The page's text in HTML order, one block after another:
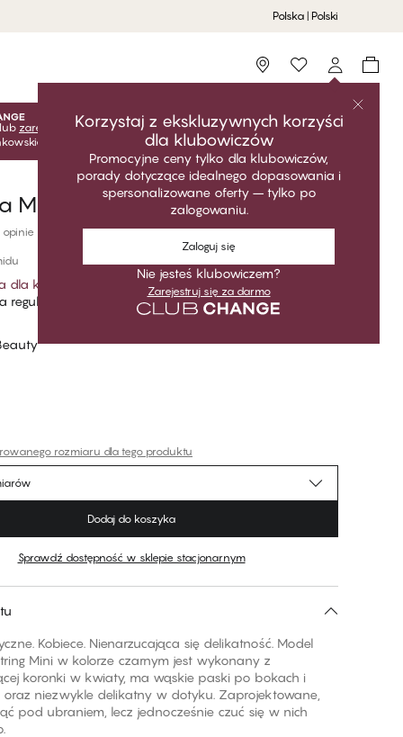
Polska | Polski
Storefinder
Korzystaj z ekskluzywnych korzyści
dla klubowiczów
Promocyjne ceny tylko dla klubowiczów,
porady dotyczące idealnego dopasowania i
spersonalizowane oferty – tylko po
zalogowaniu.
Zaloguj się
Nie jesteś klubowiczem?
Zarejestruj się za darmo
lub zarejestruj się za darmo, aby odblokować ekskluzywne
Ceny klubowe są aktywne tylko po zalogowaniu.
Majtki damskie String​ Mini
opinie
dla klubowiczów
regularna
rozmiaru dla tego produktu
Dodaj do koszyka
Sprawdź dostępność w sklepie stacjonarnym
Kobiece. Nienarzucająca się delikatność. Model
Mini w kolorze czarnym jest wykonany z
koronki w kwiaty, ma wąskie paski po bokach i
oraz niezwykle delikatny w dotyku. Zaprojektowane,
pod ubraniem, lecz jednocześnie czuć się w nich